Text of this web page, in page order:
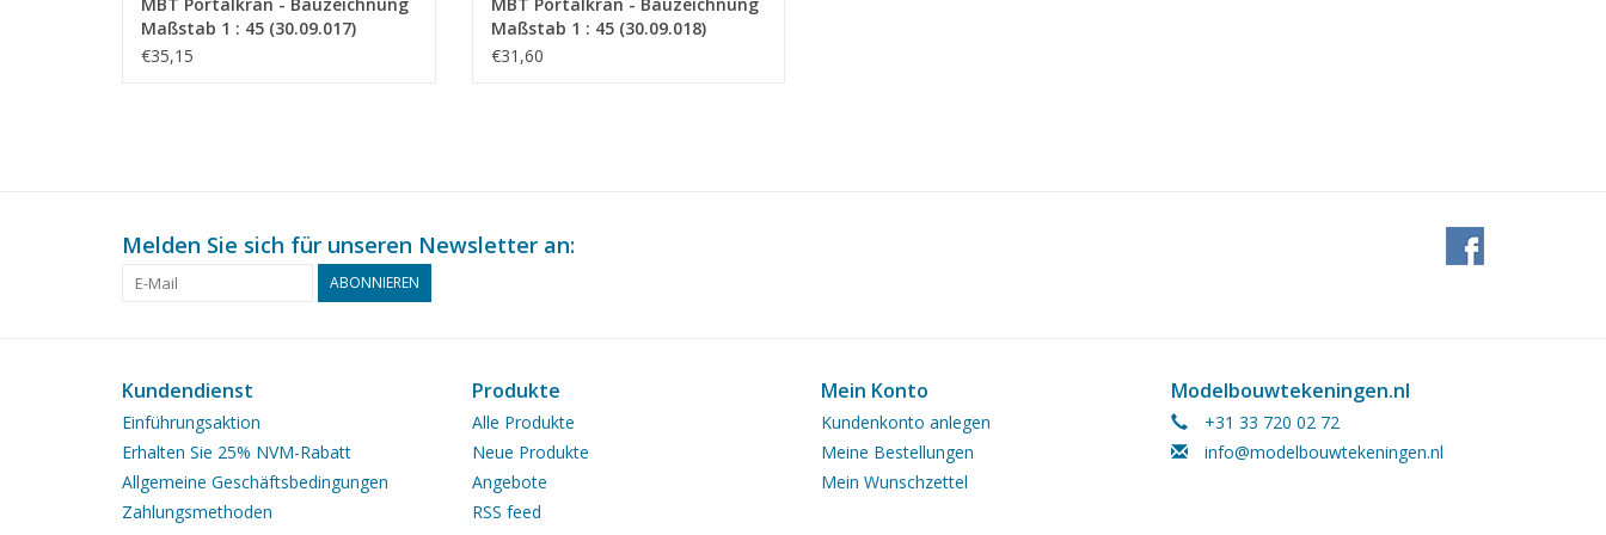
Maßstab 1 : 45 (30.09.017)
€35,15
Maßstab 1 : 45 (30.09.018)
€31,60
Melden Sie sich für unseren Newsletter an:
ABONNIEREN
Kundendienst
Einführungsaktion
Erhalten Sie 25% NVM-Rabatt
Allgemeine Geschäftsbedingungen
Zahlungsmethoden
Produkte
Alle Produkte
Neue Produkte
Angebote
RSS feed
Mein Konto
Kundenkonto anlegen
Meine Bestellungen
Mein Wunschzettel
Modelbouwtekeningen.nl
+31 33 720 02 72
info@modelbouwtekeningen.nl